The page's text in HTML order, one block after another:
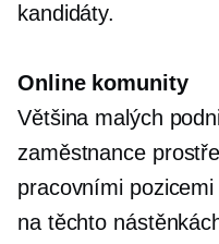
kandidáty.
Online komunity
Většina malých
zaměstnance
pracovními
na těchto